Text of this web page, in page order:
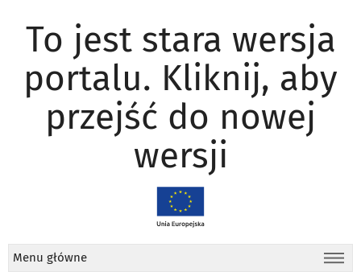
To jest stara wersja
portalu. Kliknij, aby
przejść do nowej
wersji
Menu główne